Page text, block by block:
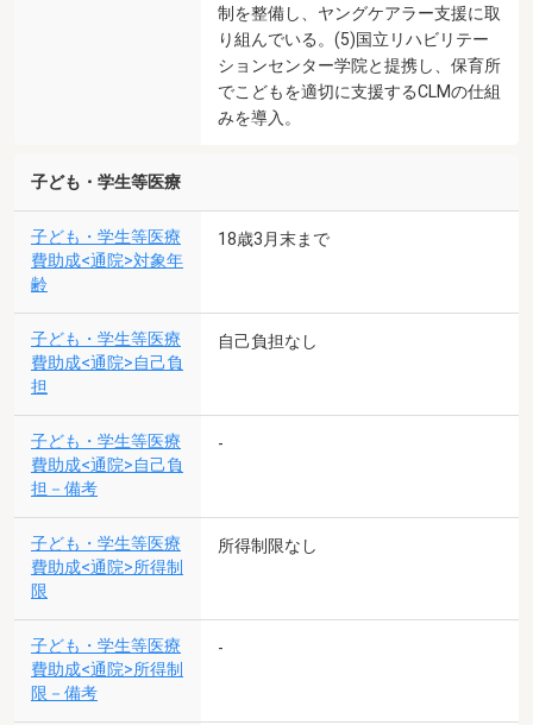
制を整備し、ヤングケアラー支援に取
り組んでいる。(5)国立リハビリテー
ションセンター学院と提携し、保育所
でこどもを適切に支援するCLMの仕組
みを導入。
子ども・学生等医療
子ども・学生等医療
費助成<通院>対象年
齢
18歳3月末まで
子ども・学生等医療
費助成<通院>自己負
担
自己負担なし
子ども・学生等医療
費助成<通院>自己負
担－備考
-
子ども・学生等医療
費助成<通院>所得制
限
所得制限なし
子ども・学生等医療
費助成<通院>所得制
限－備考
-